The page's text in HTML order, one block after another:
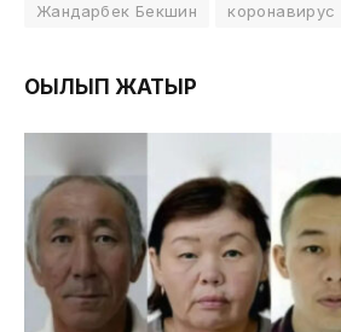
Жандарбек Бекшин коронавирус
ОҚЫЛЫП ЖАТЫР